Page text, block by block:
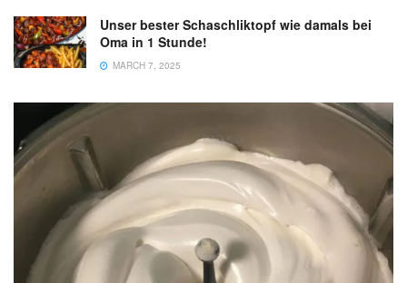
Unser bester Schaschliktopf wie damals bei
Oma in 1 Stunde!
MARCH 7, 2025